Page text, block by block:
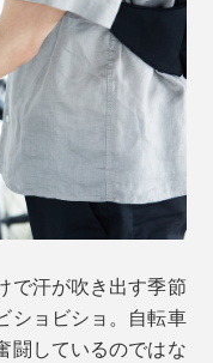
で汗が吹き出す季節
ショビショ。自転車
闘しているのではな